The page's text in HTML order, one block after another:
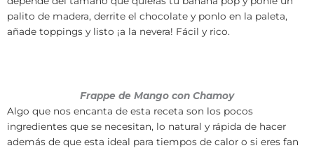
palito de madera, derrite el chocolate y ponlo en la paleta,
añade toppings y listo ¡a la nevera! Fácil y rico.
Frappe de Mango con Chamoy
Algo que nos encanta de esta receta son los pocos
ingredientes que se necesitan, lo natural y rápida de hacer
además de que esta ideal para tiempos de calor o si eres fan